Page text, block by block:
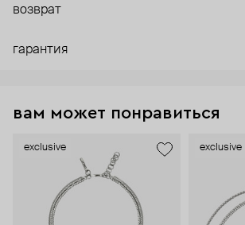
возврат
гарантия
вам может понравиться
exclusive exclusive